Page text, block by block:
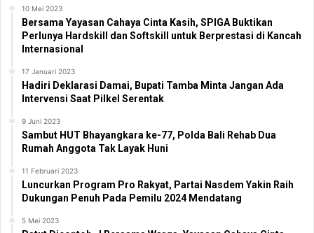
10 Mei 2023
Bersama Yayasan Cahaya Cinta Kasih, SPIGA Buktikan
Perlunya Hardskill dan Softskill untuk Berprestasi di Kancah
Internasional
17 Januari 2023
Hadiri Deklarasi Damai, Bupati Tamba Minta Jangan Ada
Intervensi Saat Pilkel Serentak
9 Juni 2023
Sambut HUT Bhayangkara ke-77, Polda Bali Rehab Dua
Rumah Anggota Tak Layak Huni
11 Februari 2023
Luncurkan Program Pro Rakyat, Partai Nasdem Yakin Raih
Dukungan Penuh Pada Pemilu 2024 Mendatang
5 Mei 2023